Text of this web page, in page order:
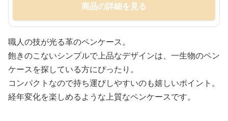
商品の詳細を見る
職人の技が光る革のペンケース。
飽きのこないシンプルで上品なデザインは、一生物のペン
ケースを探している方にぴったり。
コンパクトなので持ち運びしやすいのも嬉しいポイント。
経年変化を楽しめるような上質なペンケースです。